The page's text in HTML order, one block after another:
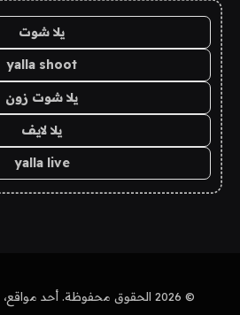
يلا شوت
yalla shoot
يلا شوت زون
يلا لايف
yalla live
© 2026 الحقوق محفوظة. أحد مواقع،